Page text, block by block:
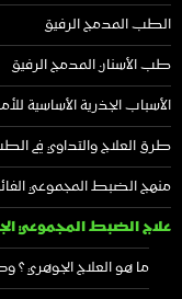
الطب المدمج الرفيق
طب الأسنان المدمج الرفيق
الأسباب الجذرية الأساسية
طرق العلاج والتداوي في
منهج الضبط المجموعي
علاج الضبط المجموعي
ما هو العلاج الجوهري ؟